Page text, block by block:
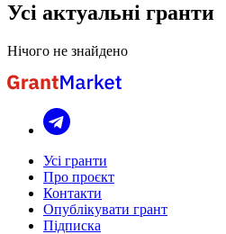
Усі актуальні гранти
Нічого не знайдено
Усі гранти
Про проєкт
Контакти
Опублікувати грант
Підписка